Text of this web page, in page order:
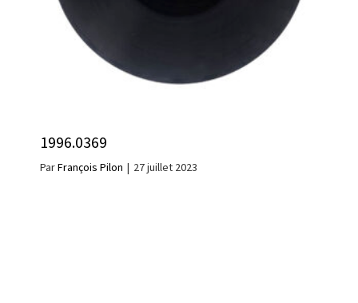
1996.0369
ParFrançois Pilon | 27 juillet 2023